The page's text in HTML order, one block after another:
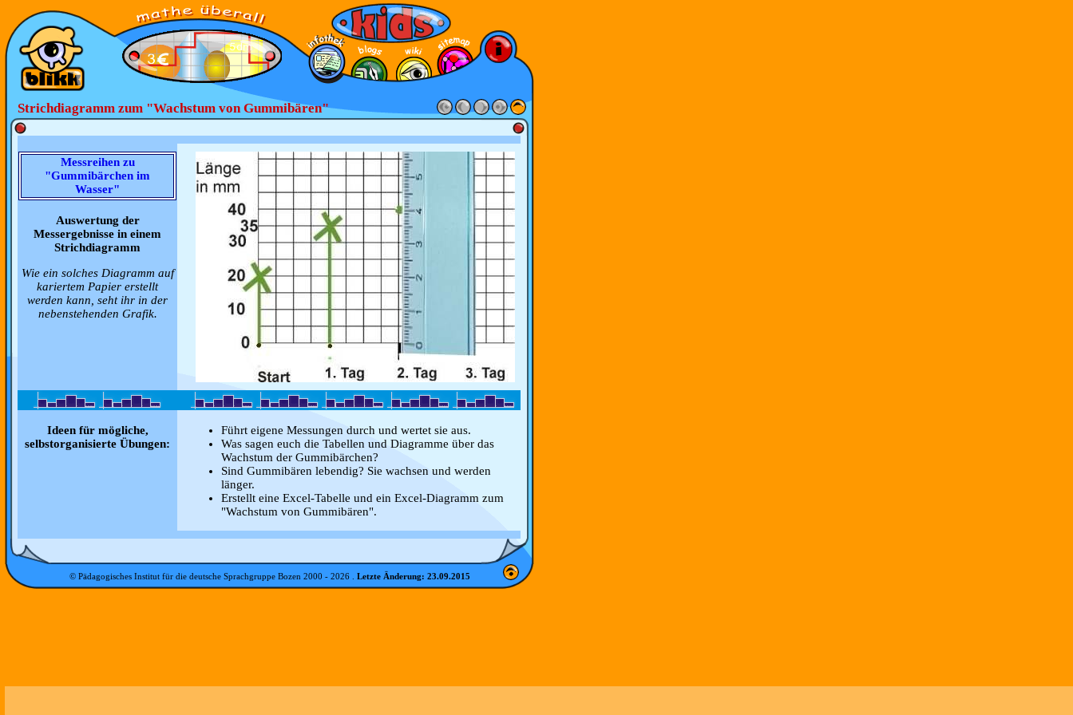
Strichdiagramm zum "Wachstum von Gummibären"
Messreihen zu
"Gummibärchen im
Wasser"
Auswertung der
Messergebnisse in einem
Strichdiagramm
Wie ein solches Diagramm auf
kariertem Papier erstellt
werden kann, seht ihr in der
nebenstehenden Grafik.
Ideen für mögliche,
selbstorganisierte Übungen:
Führt eigene Messungen durch und wertet sie aus.
Was sagen euch die Tabellen und Diagramme über das
Wachstum der Gummibärchen?
Sind Gummibären lebendig? Sie wachsen und werden
länger.
Erstellt eine Excel-Tabelle und ein Excel-Diagramm zum
"Wachstum von Gummibären".
© Pädagogisches Institut für die deutsche Sprachgruppe Bozen 2000 - 2026 Letzte Änderung: 23.09.2015